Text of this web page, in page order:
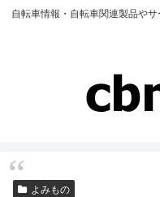
自転車情報・自転車関連製品や
よみもの